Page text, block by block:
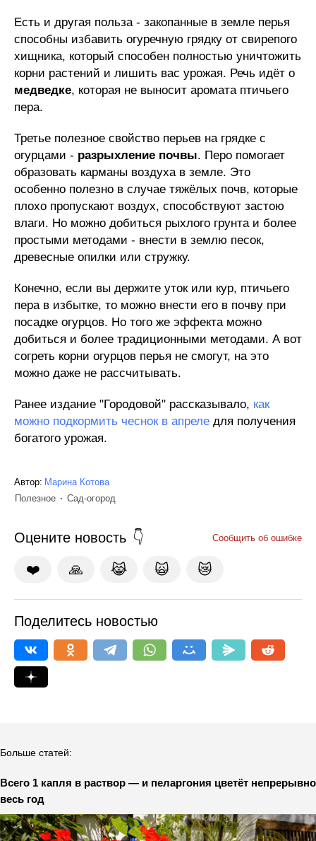
Есть и другая польза - закопанные в земле перья
способны избавить огуречную грядку от свирепого
хищника, который способен полностью уничтожить
корни растений и лишить вас урожая. Речь идёт о
медведке, которая не выносит аромата птичьего
пера.
Третье полезное свойство перьев на грядке с
огурцами - разрыхление почвы. Перо помогает
образовать карманы воздуха в земле. Это
особенно полезно в случае тяжёлых почв, которые
плохо пропускают воздух, способствуют застою
влаги. Но можно добиться рыхлого грунта и более
простыми методами - внести в землю песок,
древесные опилки или стружку.
Конечно, если вы держите уток или кур, птичьего
пера в избытке, то можно внести его в почву при
посадке огурцов. Но того же эффекта можно
добиться и более традиционными методами. А вот
согреть корни огурцов перья не смогут, на это
можно даже не рассчитывать.
Ранее издание "Городовой" рассказывало, как
можно подкормить чеснок в апреле для получения
богатого урожая.
Автор: Марина Котова
Полезное
Сад-огород
Оцените новость Сообщить об ошибке
❤️ 🙏 😹 🙀 😿
Поделитесь новостью
Больше статей:
Всего 1 капля в раствор — и пеларгония цветёт непрерывно
весь год